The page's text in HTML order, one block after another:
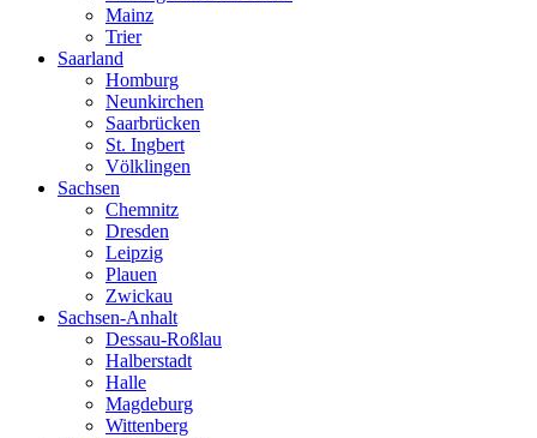
Mainz
Trier
Saarland
Homburg
Neunkirchen
Saarbrücken
St. Ingbert
Völklingen
Sachsen
Chemnitz
Dresden
Leipzig
Plauen
Zwickau
Sachsen-Anhalt
Dessau-Roßlau
Halberstadt
Halle
Magdeburg
Wittenberg